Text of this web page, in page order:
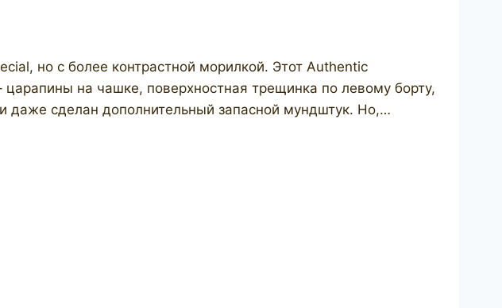
но с более контрастной морилкой. Этот Authentic
на чашке, поверхностная трещинка по левому борту,
даже сделан дополнительный запасной мундштук. Но,…